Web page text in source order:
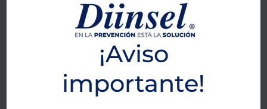
¡Aviso
importante!